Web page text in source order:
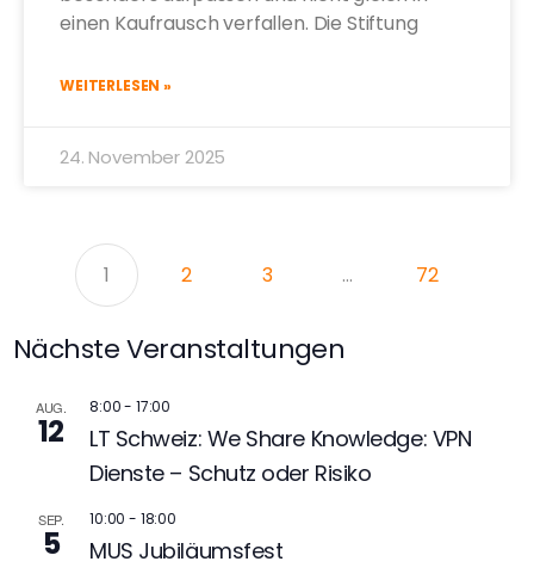
einen Kaufrausch verfallen. Die Stiftung
WEITERLESEN »
24. November 2025
1 2 3 … 72
Nächste Veranstaltungen
AUG.
12
8:00- 17:00
LT Schweiz: We Share Knowledge: VPN
Dienste – Schutz oder Risiko
SEP.
5
10:00 - 18:00
MUS Jubiläumsfest